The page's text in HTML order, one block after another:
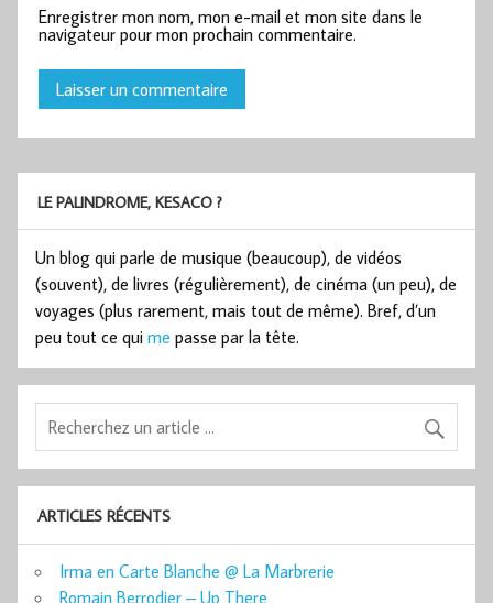
Enregistrer mon nom, mon e-mail et mon site dans le
navigateur pour mon prochain commentaire.
LE PALINDROME, KESACO ?
Un blog qui parle de musique (beaucoup), de vidéos
(souvent), de livres (régulièrement), de cinéma (un peu), de
voyages (plus rarement, mais tout de même). Bref, d’un
peu tout ce qui me passe par la tête.
ARTICLES RÉCENTS
Irma en Carte Blanche @ La Marbrerie
Romain Berrodier – Up There